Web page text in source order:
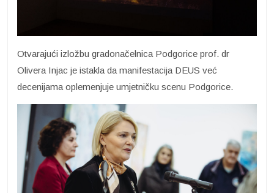
Otvarajući izložbu gradonačelnica Podgorice prof. dr
Olivera Injac je istakla da manifestacija DEUS već
decenijama oplemenjuje umjetničku scenu Podgorice.